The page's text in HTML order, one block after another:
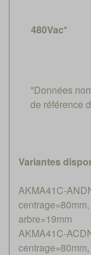
480Vac*
*Données
de référence
Variantes
AKMA41C-
arbre=19mm
AKMA41C-